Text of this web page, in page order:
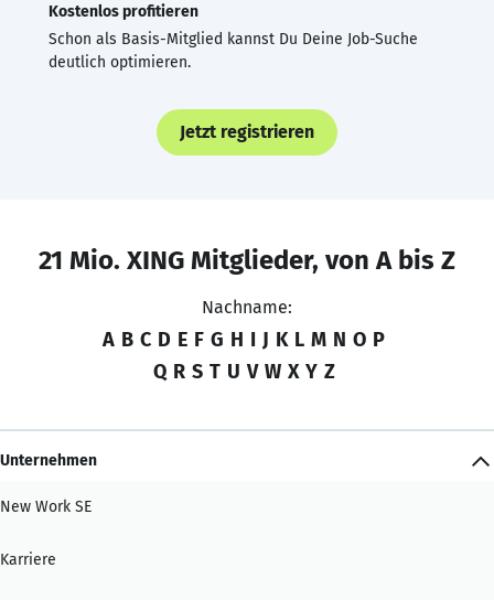
Kostenlos profitieren
Schon als Basis-Mitglied kannst Du Deine Job-Suche
deutlich optimieren.
Jetzt registrieren
21 Mio. XING Mitglieder, von A bis Z
Nachname:
A B C D E F G H I J K L M N O P
Q R S T U V W X Y Z
Unternehmen
New Work SE
Karriere